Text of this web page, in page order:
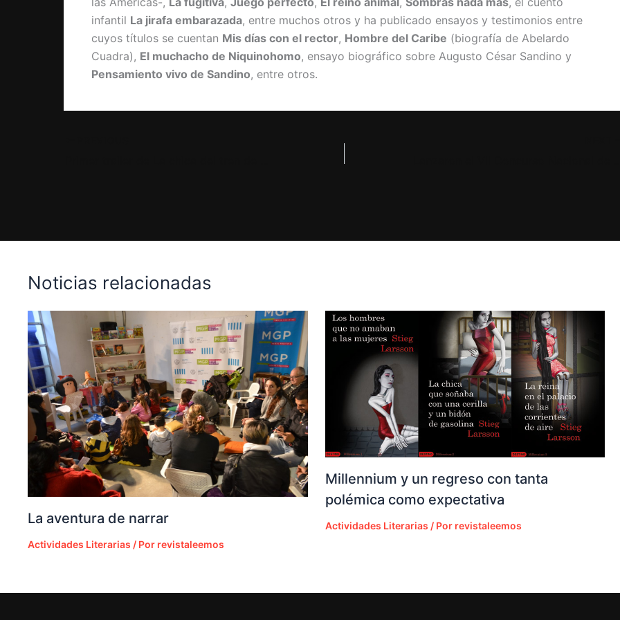
infantil La jirafa embarazada, entre muchos otros y ha publicado ensayos y testimonios entre
cuyos títulos se cuentan Mis días con el rector, Hombre del Caribe (biografía de Abelardo
Cuadra), El muchacho de Niquinohomo, ensayo biográfico sobre Augusto César Sandino y
Pensamiento vivo de Sandino, entre otros.
Noticias relacionadas
La aventura de narrar
Actividades Literarias / Por revistaleemos
Millennium y un regreso con tanta
polémica como expectativa
Actividades Literarias / Por revistaleemos